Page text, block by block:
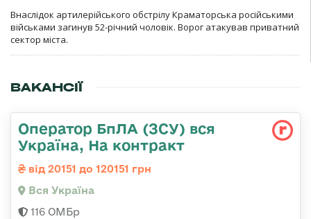
Внаслідок артилерійського обстрілу Краматорська російськими
військами загинув 52-річний чоловік. Ворог атакував приватний
сектор міста.
ВАКАНСІЇ
Оператор БпЛА (ЗСУ) вся
Україна, На контракт
від 20151 до 120151 грн
Вся Україна
116 ОМБр